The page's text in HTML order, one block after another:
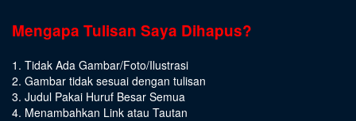
Mengapa Tulisan Saya Dihapus?
1. Tidak Ada Gambar/Foto/Ilustrasi
2. Gambar tidak sesuai dengan tulisan
3. Judul Pakai Huruf Besar Semua
4. Menambahkan Link atau Tautan